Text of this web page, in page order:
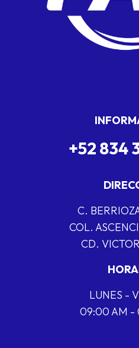
+52 834
C.
COL.
CD.
LUNES -
09:00 AM -